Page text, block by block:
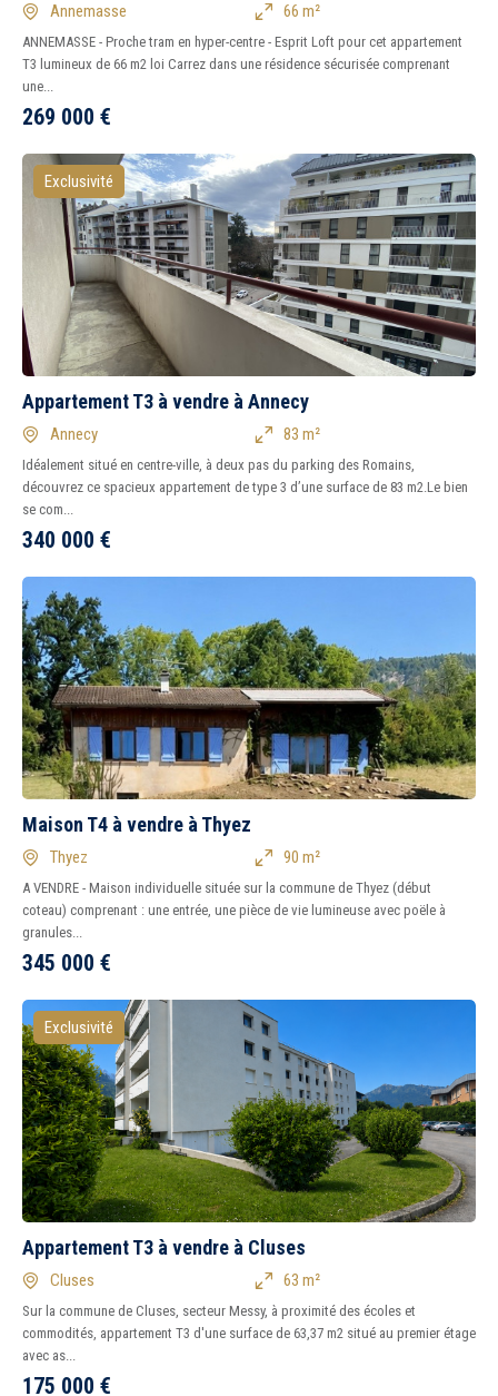
Annemasse 66 m²
ANNEMASSE - Proche tram en hyper-centre - Esprit Loft pour cet appartement
T3 lumineux de 66 m2 loi Carrez dans une résidence sécurisée comprenant
une...
269 000 €
Exclusivité
Appartement T3 à vendre à Annecy
Annecy 83 m²
Idéalement situé en centre-ville, à deux pas du parking des Romains,
découvrez ce spacieux appartement de type 3 d’une surface de 83 m2.Le bien
se com...
340 000 €
Maison T4 à vendre à Thyez
Thyez 90 m²
A VENDRE - Maison individuelle située sur la commune de Thyez (début
coteau) comprenant : une entrée, une pièce de vie lumineuse avec poële à
granules...
345 000 €
Exclusivité
Appartement T3 à vendre à Cluses
Cluses 63 m²
Sur la commune de Cluses, secteur Messy, à proximité des écoles et
commodités, appartement T3 d'une surface de 63,37 m2 situé au premier étage
avec as...
175 000 €